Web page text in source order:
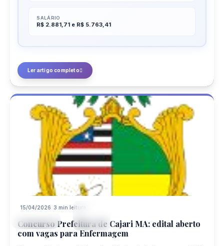
SALÁRIO
R$ 2.881,71 e R$ 5.763,41
Ler artigo completo
15/04/2026 3 min leitura
Concurso Prefeitura de Cajari MA: edital aberto
com vagas para Enfermagem